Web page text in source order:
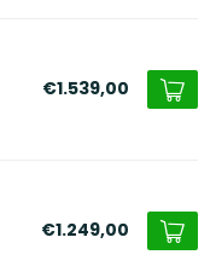
€1.539,00
€1.249,00